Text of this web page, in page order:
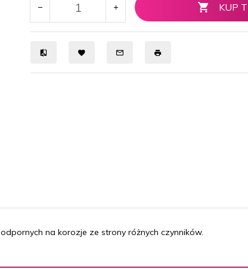
KUP
na korozje ze strony różnych czynników.